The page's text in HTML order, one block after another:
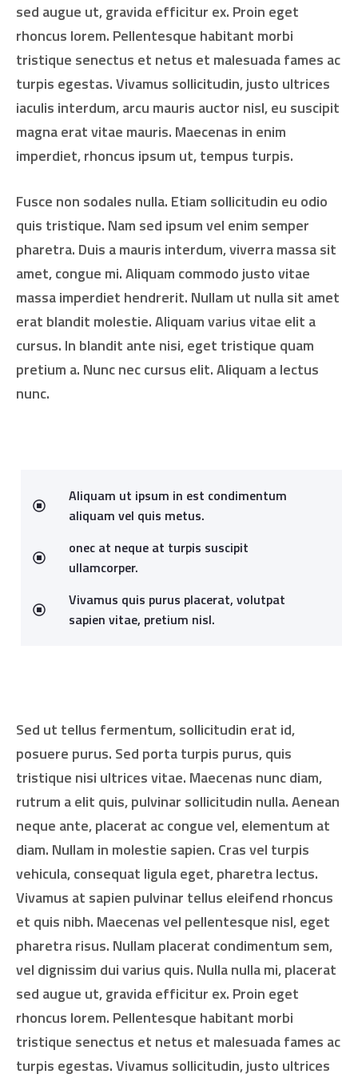
sed augue ut, gravida efficitur ex. Proin eget
rhoncus lorem. Pellentesque habitant morbi
tristique senectus et netus et malesuada fames ac
turpis egestas. Vivamus sollicitudin, justo ultrices
iaculis interdum, arcu mauris auctor nisl, eu suscipit
magna erat vitae mauris. Maecenas in enim
imperdiet, rhoncus ipsum ut, tempus turpis.
Fusce non sodales nulla. Etiam sollicitudin eu odio
quis tristique. Nam sed ipsum vel enim semper
pharetra. Duis a mauris interdum, viverra massa sit
amet, congue mi. Aliquam commodo justo vitae
massa imperdiet hendrerit. Nullam ut nulla sit amet
erat blandit molestie. Aliquam varius vitae elit a
cursus. In blandit ante nisi, eget tristique quam
pretium a. Nunc nec cursus elit. Aliquam a lectus
nunc.
Aliquam ut ipsum in est condimentum
aliquam vel quis metus.
onec at neque at turpis suscipit
ullamcorper.
Vivamus quis purus placerat, volutpat
sapien vitae, pretium nisl.
Sed ut tellus fermentum, sollicitudin erat id,
posuere purus. Sed porta turpis purus, quis
tristique nisi ultrices vitae. Maecenas nunc diam,
rutrum a elit quis, pulvinar sollicitudin nulla. Aenean
neque ante, placerat ac congue vel, elementum at
diam. Nullam in molestie sapien. Cras vel turpis
vehicula, consequat ligula eget, pharetra lectus.
Vivamus at sapien pulvinar tellus eleifend rhoncus
et quis nibh. Maecenas vel pellentesque nisl, eget
pharetra risus. Nullam placerat condimentum sem,
vel dignissim dui varius quis. Nulla nulla mi, placerat
sed augue ut, gravida efficitur ex. Proin eget
rhoncus lorem. Pellentesque habitant morbi
tristique senectus et netus et malesuada fames ac
turpis egestas. Vivamus sollicitudin, justo ultrices